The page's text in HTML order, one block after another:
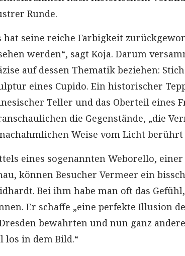
Runde.
hat seine reiche Farbigkeit
werden“, sagt Koja. Darum
auf dessen Thematik beziehen:
eines Cupido. Ein historischer
Teller und das Oberteil eines
die Gegenstände, „die
Weise vom Licht berührt
eines sogenannten Weborello,
können Besucher Vermeer ein
Bei ihm habe man oft das
Er schaffe „eine perfekte Illusion
bewahrten und nun ganz
los in dem Bild.“